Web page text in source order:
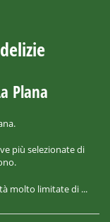
Plana
più selezionate di
molto limitate di ...